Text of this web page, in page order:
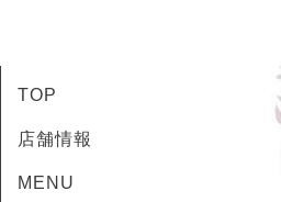
TOP
店舗情報
MENU